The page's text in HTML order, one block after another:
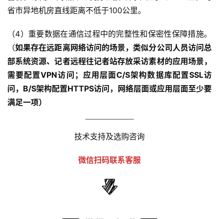
省市异地机房直线距离不低于100公里。
（4）重要数据在通信过程中的完整性和保密性保障措施。
（如果存在远距离网络访问的场景，类似分公司人员访问总
部系统资源、记者远程往记者站存放采访素材的应用场景 ，
需要配置VPN访问；应用层面C/S架构数据库配置SSL访
问，B/S架构配置HTTPS访问，网络层面或应用层面至少要
满足一项）
技术支持及选购咨询
微信扫码联系客服